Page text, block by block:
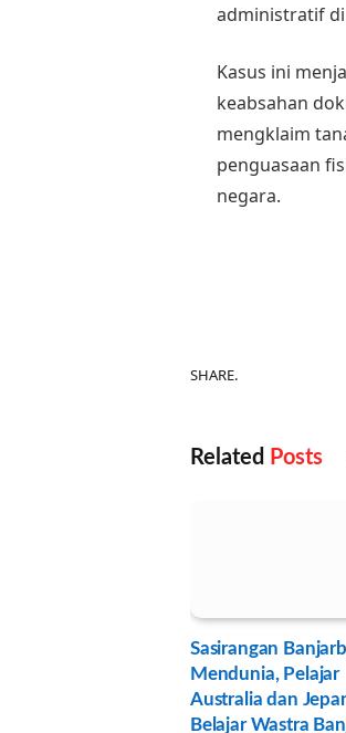
administratif di
Kasus ini
keabsahan
mengklaim
penguasaan
negara.
SHARE.
Related Posts
Sasirangan
Mendunia, Pelajar
Australia dan
Belajar Wastra